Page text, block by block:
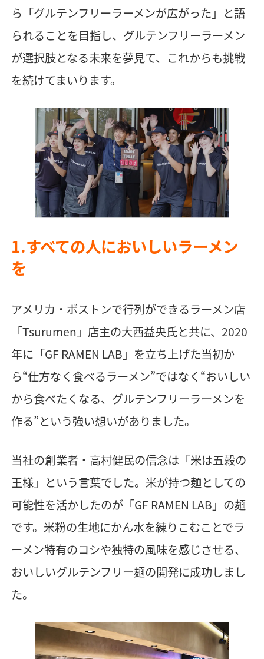
ら「グルテンフリーラーメンが広がった」と語
られることを目指し、グルテンフリーラーメン
が選択肢となる未来を夢見て、これからも挑戦
を続けてまいります。
1.すべての人においしいラーメン
を
アメリカ・ボストンで行列ができるラーメン店
「Tsurumen」店主の大西益央氏と共に、2020
年に「GF RAMEN LAB」を立ち上げた当初か
ら“仕方なく食べるラーメン”ではなく“おいしい
から食べたくなる、グルテンフリーラーメンを
作る”という強い想いがありました。
当社の創業者・高村健民の信念は「米は五穀の
王様」という言葉でした。米が持つ麺としての
可能性を活かしたのが「GF RAMEN LAB」の麺
です。米粉の生地にかん水を練りこむことでラ
ーメン特有のコシや独特の風味を感じさせる、
おいしいグルテンフリー麺の開発に成功しまし
た。